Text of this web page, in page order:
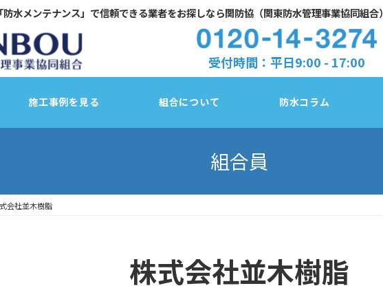
防水メンテナンス」で信頼できる業者をお探しなら関防協（関東防水管理事業協同組合）
受付時間：平日9:00 - 17:00
施工事例を見る 組合について
千葉県
防水コラム
法
組合員
会社並木樹脂
株式会社並木樹脂